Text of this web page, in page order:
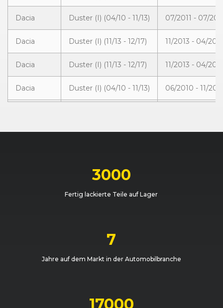
Dacia Duster (I) (04/10 - 11/13) 07/2011 - 07/
Dacia Duster (I) (11/13 - 12/17) 11/2013 - 04/2015
Dacia Duster (I) (11/13 - 12/17) 11/2013 - 04/2015
Dacia Duster (I) (04/10 - 11/13) 06/2010 - 11/
Dacia Duster (I) (04/10 - 11/13) 06/2010 - 09/
Duster (I) (04/10 - 11/13)
Duster (I) (11/13 - 12/17)
3000
Fertig lackierte Teile auf Lager
7
Jahre auf dem Markt in der Automobilbranche